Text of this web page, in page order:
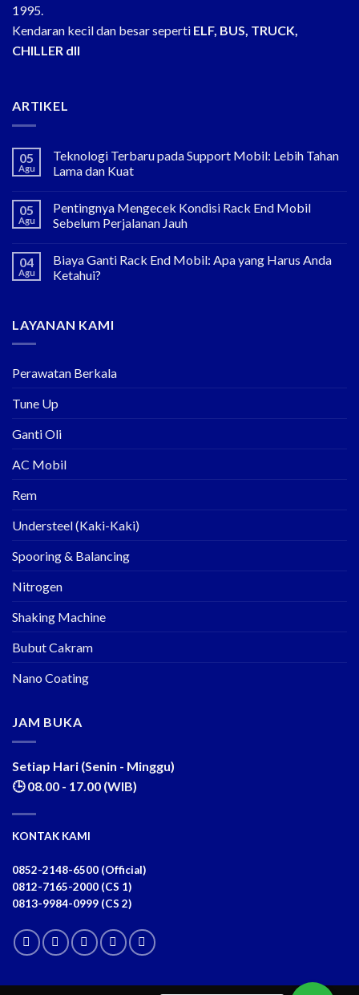
1995.
Kendaran kecil dan besar seperti ELF, BUS, TRUCK,
CHILLER dll
ARTIKEL
05
Agu
Teknologi Terbaru pada Support Mobil: Lebih Tahan
Lama dan Kuat
05
Agu
Pentingnya Mengecek Kondisi Rack End Mobil
Sebelum Perjalanan Jauh
04
Agu
Biaya Ganti Rack End Mobil: Apa yang Harus Anda
Ketahui?
LAYANAN KAMI
Perawatan Berkala
Tune Up
Ganti Oli
AC Mobil
Rem
Understeel (Kaki-Kaki)
Spooring & Balancing
Nitrogen
Shaking Machine
Bubut Cakram
Nano Coating
JAM BUKA
Setiap Hari (Senin - Minggu)
🕒 08.00 - 17.00 (WIB)
KONTAK KAMI
0852-2148-6500 (Official)
0812-7165-2000 (CS 1)
0813-9984-0999 (CS 2)